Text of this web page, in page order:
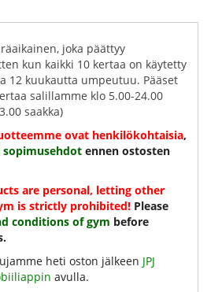
joka päättyy
kun kaikki 10 kertaa on käytetty
12 kuukautta umpeutuu. Pääset
salillamme klo 5.00-24.00
saakka)
ovat henkilökohtaisia,
sopimusehdot ennen ostosten
are personal, letting other
is strictly prohibited! Please
conditions of gym before
heti oston jälkeen JPJ
avulla.